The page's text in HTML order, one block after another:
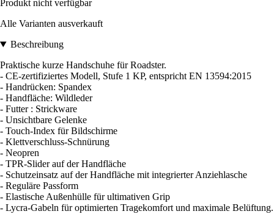
Produkt nicht verfügbar
Alle Varianten ausverkauft
Beschreibung
Praktische kurze Handschuhe für Roadster.
- CE-zertifiziertes Modell, Stufe 1 KP, entspricht EN 13594:2015
- Handrücken: Spandex
- Handfläche: Wildleder
- Futter : Strickware
- Unsichtbare Gelenke
- Touch-Index für Bildschirme
- Klettverschluss-Schnürung
- Neopren
- TPR-Slider auf der Handfläche
- Schutzeinsatz auf der Handfläche mit integrierter Anziehlasche
- Reguläre Passform
- Elastische Außenhülle für ultimativen Grip
- Lycra-Gabeln für optimierten Tragekomfort und maximale Belüftung.